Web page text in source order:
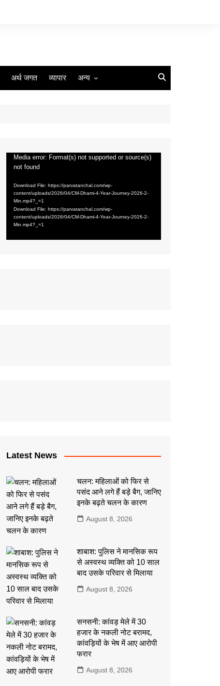
अर्थ जगत व्यापार अन्य
नज़रिया
पर्यावरण
Video
Player
Media error: Format(s) not supported or source(s)
not found
Download File: https://parvatanchal.com/wp-
content/uploads/2026/04/CM-Dhami-4-Year-Journey-2026-2-
Min.mp4?_=1
Download File: https://parvatanchal.com/wp-
content/uploads/2026/04/CM-Dhami-4-Year-Journey-2026-2-
Min.mp4?_=1
Latest News
चलन: महिलाओं को फिर से
पसंद आने लगे हैं बड़े बैग, जानिए
इनके बढ़ते चलन के कारण
August 8, 2026
शाबाश: पुलिस ने मानसिक रूप
से अस्वस्थ व्यक्ति को 10 साल
बाद उसके परिवार से मिलाया
August 8, 2026
सनसनी: कांवड़ मेले में 30
हजार के नकली नोट बरामद,
कांवड़ियों के भेष में आए आरोपी
फरार
August 8, 2026